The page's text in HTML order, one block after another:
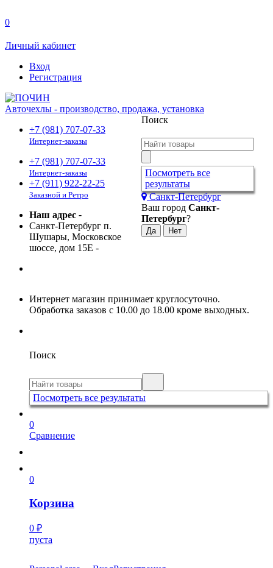
0
Личный кабинет
Вход
Регистрация
Авточехлы - производство, продажа, установка
+7 (981) 707-07-33
Интернет-заказы
+7 (981) 707-07-33
Интернет-заказы
+7 (911) 922-22-25
Заказной и Ретро
Наш адрес -
Санкт-Петербург п.
Шушары, Московское
шоссе, дом 15Е -
Поиск
Посмотреть все
результаты
Санкт-Петербург
Ваш город Санкт-
Петербург?
Интернет магазин принимает круглосуточно.
Обработка заказов с 10.00 до 18.00 кроме выходных.
Поиск
Посмотреть все результаты
0
Сравнение
0
Корзина
0 ₽
пуста